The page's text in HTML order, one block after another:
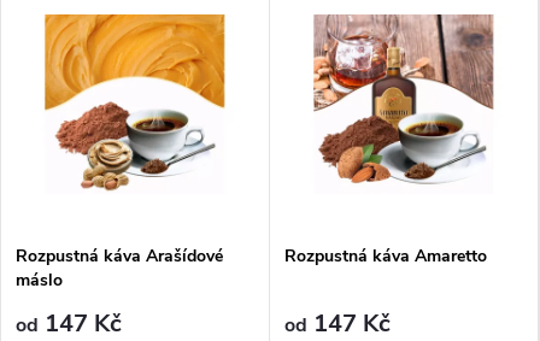
p
r
Rozpustná káva Arašídové
máslo
od 147 Kč
Rozpustná káva Amaretto
od 147 Kč